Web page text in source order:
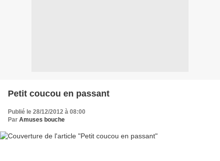
Petit coucou en passant
Publié le 28/12/2012 à 08:00
Par Amuses bouche